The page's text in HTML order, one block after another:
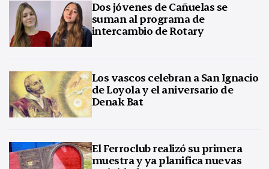
Dos jóvenes de Cañuelas se
suman al programa de
intercambio de Rotary
Los vascos celebran a San Ignacio
de Loyola y el aniversario de
Denak Bat
El Ferroclub realizó su primera
muestra y ya planifica nuevas